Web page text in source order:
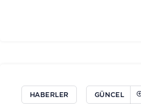
HABERLER GÜNCEL